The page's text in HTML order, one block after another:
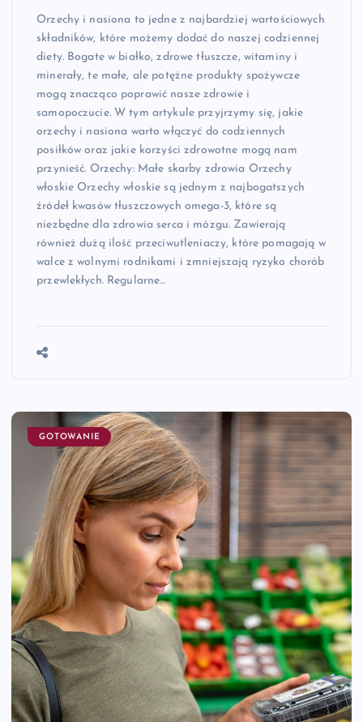
Orzechy i nasiona to jedne z najbardziej wartościowych
składników, które możemy dodać do naszej codziennej
diety. Bogate w białko, zdrowe tłuszcze, witaminy i
minerały, te małe, ale potężne produkty spożywcze
mogą znacząco poprawić nasze zdrowie i
samopoczucie. W tym artykule przyjrzymy się, jakie
orzechy i nasiona warto włączyć do codziennych
posiłków oraz jakie korzyści zdrowotne mogą nam
przynieść. Orzechy: Małe skarby zdrowia Orzechy
włoskie Orzechy włoskie są jednym z najbogatszych
źródeł kwasów tłuszczowych omega-3, które są
niezbędne dla zdrowia serca i mózgu. Zawierają
również dużą ilość przeciwutleniaczy, które pomagają w
walce z wolnymi rodnikami i zmniejszają ryzyko chorób
przewlekłych. Regularne…
GOTOWANIE